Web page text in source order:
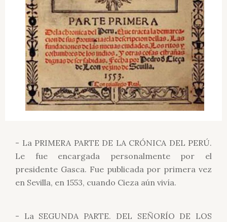
- La PRIMERA PARTE DE LA CRÓNICA DEL PERÚ.
Le fue encargada personalmente por el
presidente Gasca. Fue publicada por primera vez
en Sevilla, en 1553, cuando Cieza aún vivía.
- La SEGUNDA PARTE. DEL SEÑORÍO DE LOS